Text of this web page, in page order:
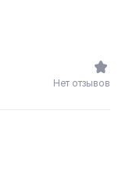
Нет отзывов